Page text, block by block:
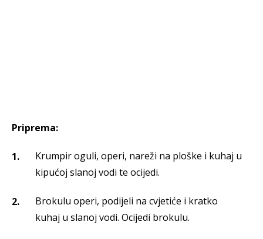
Priprema:
Krumpir oguli, operi, nareži na ploške i kuhaj u
kipućoj slanoj vodi te ocijedi.
Brokulu operi, podijeli na cvjetiće i kratko
kuhaj u slanoj vodi. Ocijedi brokulu.